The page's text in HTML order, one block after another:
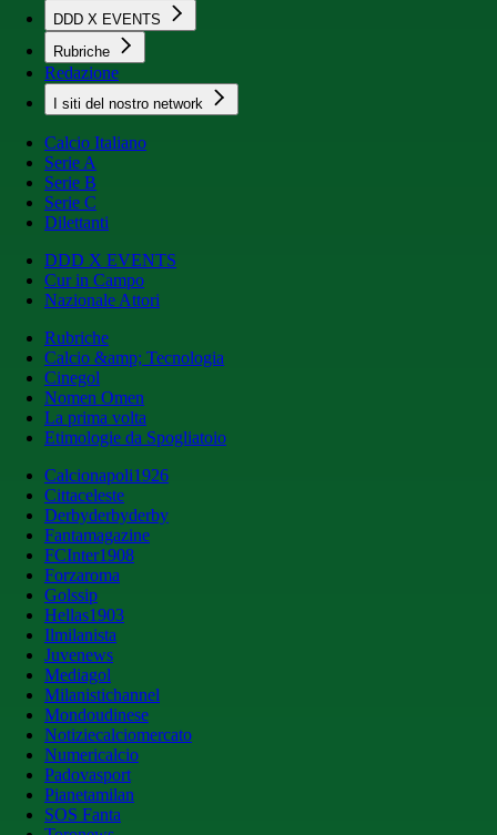
DDD X EVENTS
Rubriche
Redazione
I siti del nostro network
Calcio Italiano
Serie A
Serie B
Serie C
Dilettanti
DDD X EVENTS
Cur in Campo
Nazionale Attori
Rubriche
Calcio &amp; Tecnologia
Cinegol
Nomen Omen
La prima volta
Etimologie da Spogliatoio
Calcionapoli1926
Cittaceleste
Derbyderbyderby
Fantamagazine
FCInter1908
Forzaroma
Golssip
Hellas1903
Ilmilanista
Juvenews
Mediagol
Milanistichannel
Mondoudinese
Notiziecalciomercato
Numericalcio
Padovasport
Pianetamilan
SOS Fanta